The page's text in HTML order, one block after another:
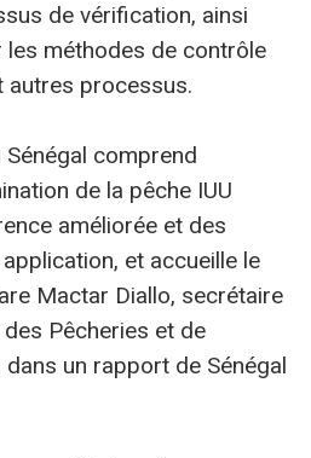
de vérification, ainsi
les méthodes de contrôle
autres processus.
comprend
de la pêche IUU
améliorée et des
et accueille le
Mactar Diallo, secrétaire
Pêcheries et de
dans un rapport de Sénégal